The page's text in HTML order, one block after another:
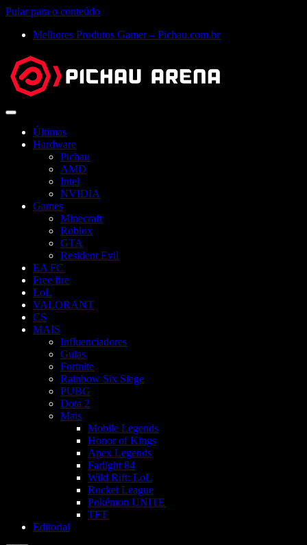
Pular para o conteúdo
Melhores Produtos Gamer – Pichau.com.br
Abrir
Últimas
Hardware
Pichau
AMD
Intel
NVIDIA
Games
Minecraft
Roblox
GTA
Resident Evil
EA FC
Free fire
LoL
VALORANT
CS
MAIS
Influenciadores
Guias
Fortnite
Rainbow Six Siege
PUBG
Dota 2
Mais
Mobile Legends
Honor of Kings
Apex Legends
Farlight 84
Wild Rift: LoL
Rocket League
Pokémon UNITE
TFT
Editorial